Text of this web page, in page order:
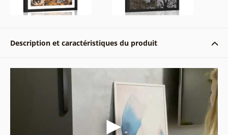
Description et caractéristiques du produit